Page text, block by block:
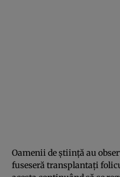
Oamenii de ştiinţă au
fuseseră transplantaţi